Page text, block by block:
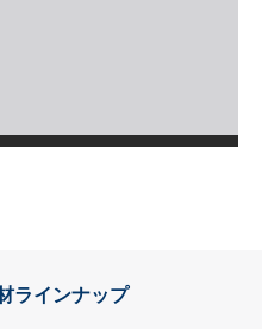
ラインナップ